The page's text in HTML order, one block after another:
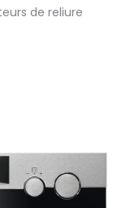
de reliure